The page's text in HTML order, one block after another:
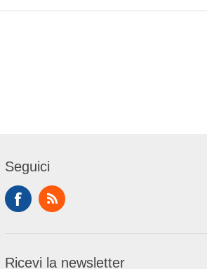
Seguici
Ricevi la newsletter